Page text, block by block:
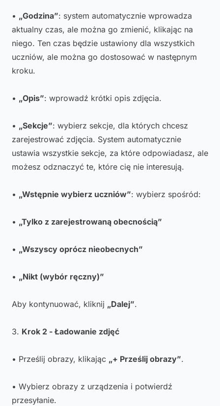
• „Godzina”: system automatycznie wprowadza
aktualny czas, ale można go zmienić, klikając na
niego. Ten czas będzie ustawiony dla wszystkich
uczniów, ale można go dostosować w następnym
kroku.
• „Opis”: wprowadź krótki opis zdjęcia.
• „Sekcje”: wybierz sekcje, dla których chcesz
zarejestrować zdjęcia. System automatycznie
ustawia wszystkie sekcje, za które odpowiadasz, ale
możesz odznaczyć te, które cię nie interesują.
• „Wstępnie wybierz uczniów”: wybierz spośród:
• „Tylko z zarejestrowaną obecnością”
• „Wszyscy oprócz nieobecnych”
• „Nikt (wybór ręczny)”
Aby kontynuować, kliknij „Dalej”.
3. Krok 2 - Ładowanie zdjęć
• Prześlij obrazy, klikając „+ Prześlij obrazy”.
• Wybierz obrazy z urządzenia i potwierdź
przesyłanie.